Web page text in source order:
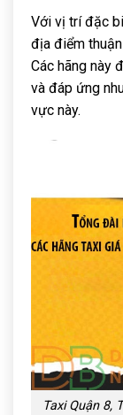
Với vị trí đặc
địa điểm
Các hãng này
và đáp ứng
vực này.
Taxi Quận 8,